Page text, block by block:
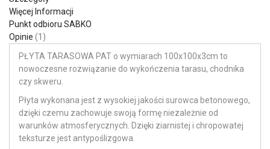
Więcej Informacji
Punkt odbioru SABKO
Opinie
1
PŁYTA TARASOWA PAT o wymiarach 100x100x3cm to
nowoczesne rozwiązanie do wykończenia tarasu, chodnika
czy skweru.
Płyta wykonana jest z wysokiej jakości surowca betonowego,
dzięki czemu zachowuje swoją formę niezależnie od
warunków atmosferycznych. Dzięki ziarnistej i chropowatej
teksturze jest antypoślizgowa.